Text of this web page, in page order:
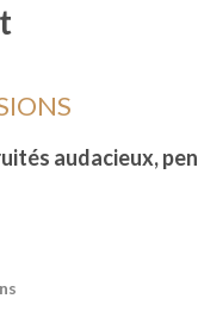
audacieux,